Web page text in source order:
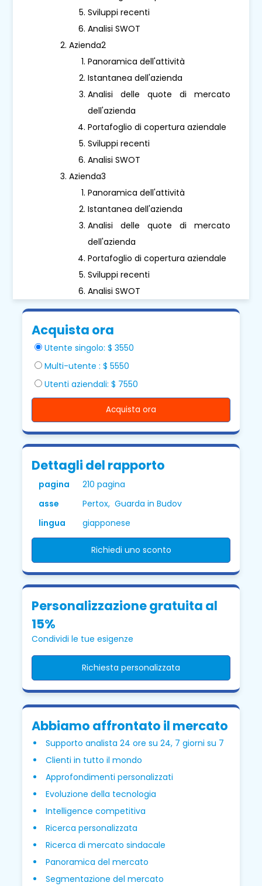
Sviluppi recenti
Analisi SWOT
Azienda2
Panoramica dell'attività
Istantanea dell'azienda
Analisi delle quote di mercato
dell'azienda
Portafoglio di copertura aziendale
Sviluppi recenti
Analisi SWOT
Azienda3
Panoramica dell'attività
Istantanea dell'azienda
Analisi delle quote di mercato
dell'azienda
Portafoglio di copertura aziendale
Sviluppi recenti
Analisi SWOT
Acquista ora
Utente singolo: $ 3550
Multi-utente : $ 5550
Utenti aziendali: $ 7550
Acquista ora
Dettagli del rapporto
pagina
210 pagina
asse
Pertox, Guarda in Budov
lingua
giapponese
Richiedi uno sconto
Personalizzazione gratuita al
15%
Condividi le tue esigenze
Richiesta personalizzata
Abbiamo affrontato il mercato
Supporto analista 24 ore su 24, 7 giorni su 7
Clienti in tutto il mondo
Approfondimenti personalizzati
Evoluzione della tecnologia
Intelligence competitiva
Ricerca personalizzata
Ricerca di mercato sindacale
Panoramica del mercato
Segmentazione del mercato